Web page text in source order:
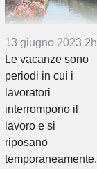
13 giugno 2023 2h
Le vacanze sono
periodi in cui i
lavoratori
interrompono il
lavoro e si
riposano
temporaneamente.